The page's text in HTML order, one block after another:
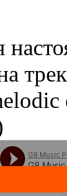
трек